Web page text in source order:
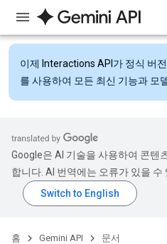
이제 Interactions API 가 정식 버
를 사용하여 모든 최신 기능과 모
Google은 AI 기술을 사용하여 콘텐
합니다. AI 번역에는 오류가 있을 수
홈 Gemini API 문서